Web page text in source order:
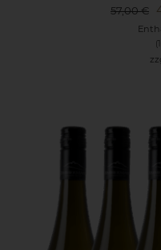
57,00€
(